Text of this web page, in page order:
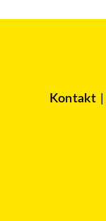
Kontakt